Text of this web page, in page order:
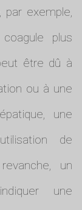
par exemple,
plus
être dû à
ou à une
une
de
un
une